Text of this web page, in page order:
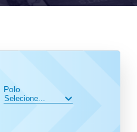
Polo